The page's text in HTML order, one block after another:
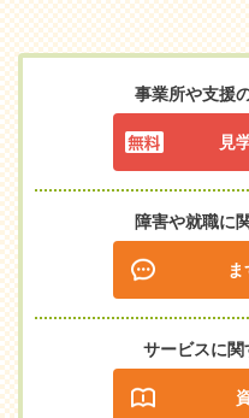
事業所や支援
見
障害や就職に
サービスに